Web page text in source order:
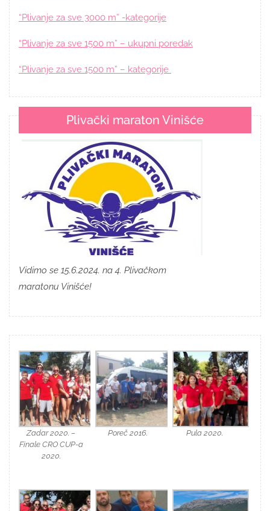
“Plivanje za sve 3000 m” -kategorije
“Plivanje za sve 1500 m” – ukupni poredak
“Plivanje za sve 1500 m” – kategorije
Plivački maraton Vinišće
Vidimo se 15.6.2024. na 4. Plivačkom
maratonu Vinišće!
Zadar 2020. –
Finale CRO CUP-a
2020.
Poreč 2016. Pula 2020.